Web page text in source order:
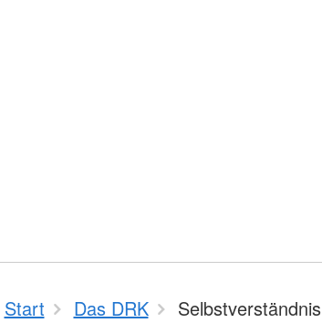
Start Das DRK Selbstverständnis